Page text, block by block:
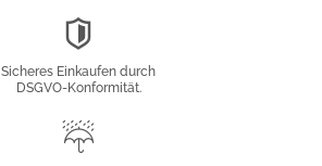
Sicheres Einkaufen durch
DSGVO-Konformität.